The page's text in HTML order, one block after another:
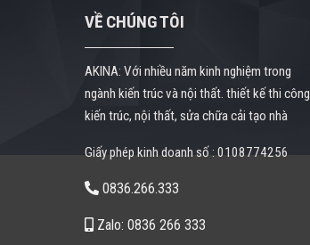
VỀ CHÚNG TÔI
AKINA: Với nhiều năm kinh nghiệm trong
ngành kiến trúc và nội thất. thiết kế thi công
kiến trúc, nội thất, sửa chữa cải tạo nhà
Giấy phép kinh doanh số : 0108774256
0836.266.333
Zalo: 0836 266 333